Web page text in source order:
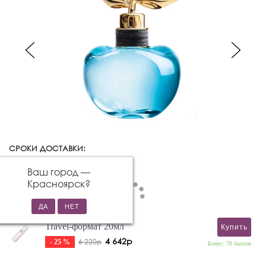
СРОКИ ДОСТАВКИ:
Ваш город —
Красноярск?
Travel-формат 20мл
- 25 % 6 220р 4 642р
Купить
Бонус: 70 баллов